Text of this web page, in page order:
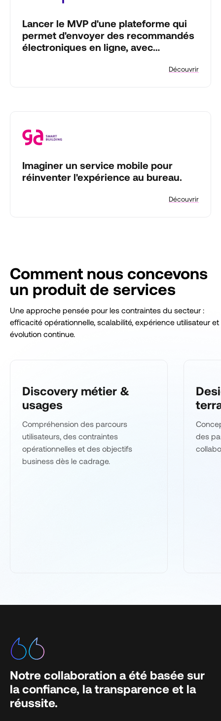
Lancer le MVP d'une plateforme qui
permet d'envoyer des recommandés
électroniques en ligne, avec
Découvrir
Imaginer un service mobile pour
réinventer l'expérience au bureau.
Découvrir
Comment nous concevons
un produit de services
Une approche pensée pour les contraintes du secteur :
efficacité opérationnelle, scalabilité, expérience utilisateur et
évolution continue.
Discovery métier &
usages
Compréhension des parcours
utilisateurs, des contraintes
opérationnelles et des objectifs
business dès le cadrage.
des
Notre collaboration a été basée sur
la confiance, la transparence et la
réussite.